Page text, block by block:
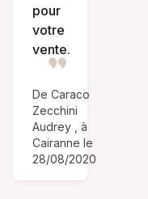
pour
votre
vente.
De Caraco
Zecchini
Audrey , à
Cairanne le
28/08/2020